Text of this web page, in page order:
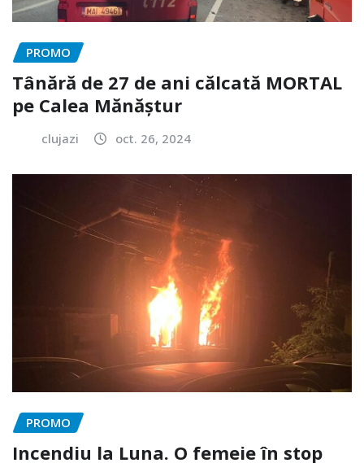
PROMO
Tânără de 27 de ani călcată MORTAL
pe Calea Mănăștur
clujazi oct. 26, 2024
PROMO
Incendiu la Luna. O femeie în stop